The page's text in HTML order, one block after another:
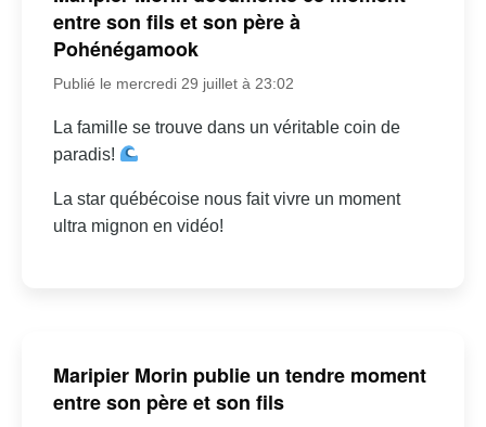
entre son fils et son père à
Pohénégamook
Publié le mercredi 29 juillet à 23:02
La famille se trouve dans un véritable coin de
paradis!
La star québécoise nous fait vivre un moment
ultra mignon en vidéo!
Maripier Morin publie un tendre moment
entre son père et son fils